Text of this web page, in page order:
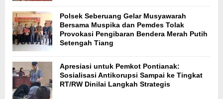
Polsek Seberuang Gelar Musyawarah
Bersama Muspika dan Pemdes Tolak
Provokasi Pengibaran Bendera Merah Putih
Setengah Tiang
Apresiasi untuk Pemkot Pontianak:
Sosialisasi Antikorupsi Sampai ke Tingkat
RT/RW Dinilai Langkah Strategis